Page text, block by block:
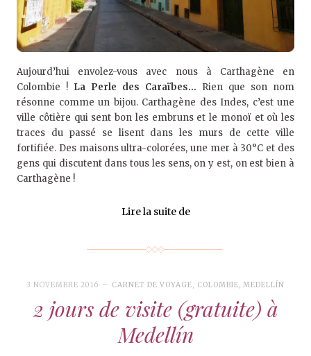
Aujourd’hui envolez-vous avec nous à Carthagène en
Colombie ! La Perle des Caraïbes… Rien que son nom
résonne comme un bijou. Carthagène des Indes, c’est une
ville côtière qui sent bon les embruns et le monoï et où les
traces du passé se lisent dans les murs de cette ville
fortifiée. Des maisons ultra-colorées, une mer à 30°C et des
gens qui discutent dans tous les sens, on y est, on est bien à
Carthagène !
Lire la suite de
3 NOVEMBRE 2016 CARNET DE VOYAGE, COLOMBIE, MEDELLÍN
2 jours de visite (gratuite) à
Medellín